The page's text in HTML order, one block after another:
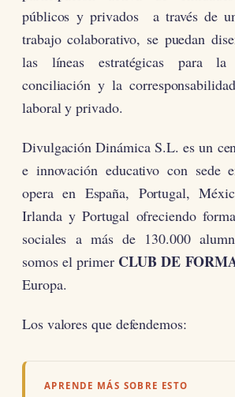
públicos y privados a través de
trabajo colaborativo, se puedan
las líneas estratégicas para
conciliación y la
laboral y privado.
Divulgación Dinámica S.L. es un
e innovación educativo con sede
opera en España, Portugal,
Irlanda y Portugal ofreciendo
sociales a más de 130.000
somos el primer CLUB DE
Europa.
Los valores que defendemos:
APRENDE MÁS SOBRE ESTO